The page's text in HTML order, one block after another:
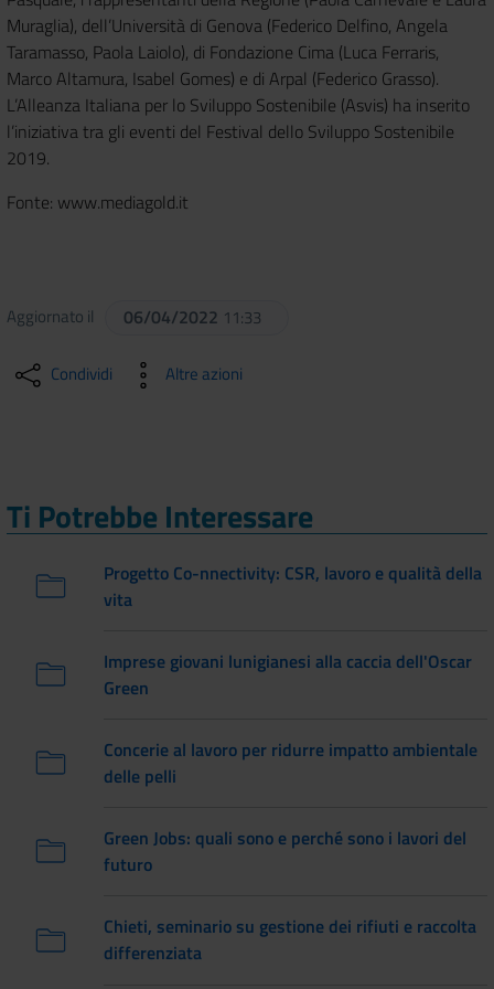
Muraglia), dell’Università di Genova (Federico Delfino, Angela
Taramasso, Paola Laiolo), di Fondazione Cima (Luca Ferraris,
Marco Altamura, Isabel Gomes) e di Arpal (Federico Grasso).
L’Alleanza Italiana per lo Sviluppo Sostenibile (Asvis) ha inserito
l’iniziativa tra gli eventi del Festival dello Sviluppo Sostenibile
2019.
Fonte: www.mediagold.it
Aggiornato il 06/04/2022 11:33
Condividi Altre azioni
Ti Potrebbe Interessare
Progetto Co-nnectivity: CSR, lavoro e qualità della
vita
Imprese giovani lunigianesi alla caccia dell'Oscar
Green
Concerie al lavoro per ridurre impatto ambientale
delle pelli
Green Jobs: quali sono e perché sono i lavori del
futuro
Chieti, seminario su gestione dei rifiuti e raccolta
differenziata